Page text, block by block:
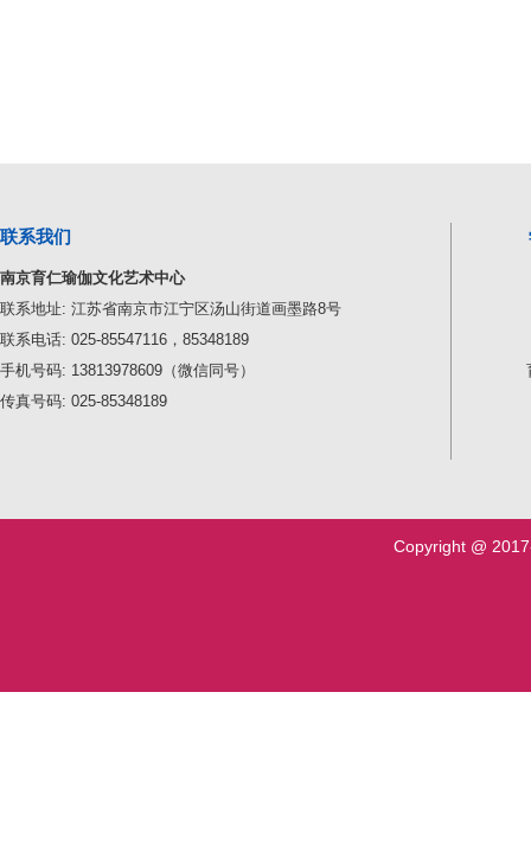
联系我们
南京育仁瑜伽文化艺术中心
联系地址: 江苏省南京市江宁区汤山街道画墨路8号
联系电话: 025-85547116，85348189
手机号码: 13813978609（微信同号）
传真号码: 025-85348189
Copyright @